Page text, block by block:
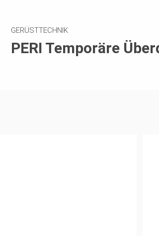
GERÜSTTECHNIK
PERI Temporäre